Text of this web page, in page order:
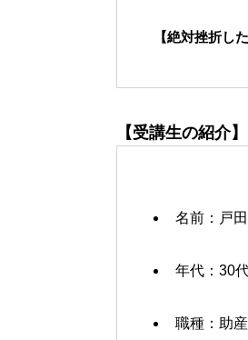
【絶対挫折し
【受講生の紹介】
名前：戸
年代：30
職種：助